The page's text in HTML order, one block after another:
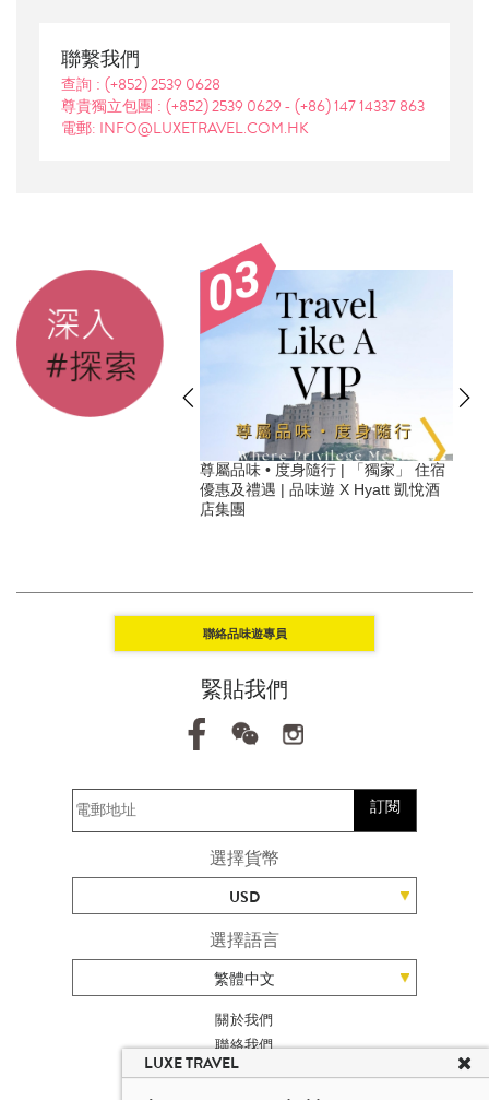
聯繫我們
查詢 : (+852) 2539 0628
尊貴獨立包團 : (+852) 2539 0629 - (+86) 147 14337 863
電郵: INFO@LUXETRAVEL.COM.HK
尊屬品味 • 度身隨行 | 「獨家」 住宿
優惠及禮遇 | 品味遊 X Hyatt 凱悅酒
店集團
聯絡品味遊專員
緊貼我們
訂閱
選擇貨幣
USD
選擇語言
繁體中文
關於我們
聯絡我們
加入我們
旅遊網站地圖
LUXE TRAVEL